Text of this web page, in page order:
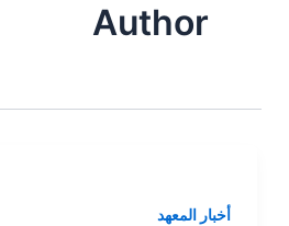
Author
أخبار المعهد